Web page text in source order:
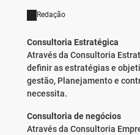
Redação
Consultoria Estratégica
Através da Consultoria
definir as estratégias e
gestão, Planejamento e
necessita.
Consultoria de negócios
Através da Consultoria